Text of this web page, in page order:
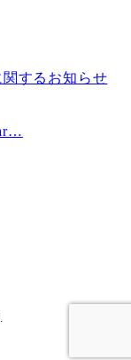
するお知らせ